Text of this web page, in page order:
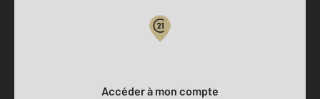
Accéder à mon compte